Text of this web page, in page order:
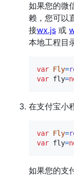
如果您的微
赖，您可以
接wx.js 或
本地工程目
var Fly=
var fly=
在支付宝小
var Fly=
var fly=
如果您的支